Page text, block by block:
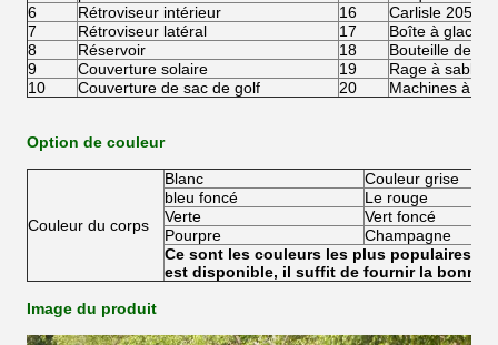
6
Rétroviseur intérieur 16
Carlisle 205/
7
Rétroviseur latéral 17
Boîte à glace
8
Réservoir 18
Bouteille de
9
Couverture solaire 19
Rage à sable
10
Couverture de sac de golf 20 Machines à
Option de couleur
Couleur du corps
Blanc
Couleur grise
bleu foncé
Le rouge
Verte
Vert foncé
Pourpre
Champagne
Ce sont les couleurs les plus populaires,
est disponible, il suffit de fournir la bonne
Image du produit